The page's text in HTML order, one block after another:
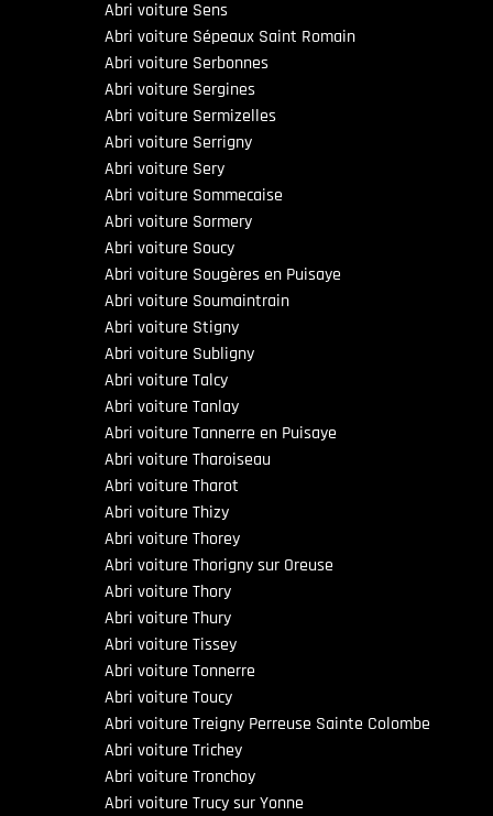
Abri voiture Sens
Abri voiture Sépeaux Saint Romain
Abri voiture Serbonnes
Abri voiture Sergines
Abri voiture Sermizelles
Abri voiture Serrigny
Abri voiture Sery
Abri voiture Sommecaise
Abri voiture Sormery
Abri voiture Soucy
Abri voiture Sougères en Puisaye
Abri voiture Soumaintrain
Abri voiture Stigny
Abri voiture Subligny
Abri voiture Talcy
Abri voiture Tanlay
Abri voiture Tannerre en Puisaye
Abri voiture Tharoiseau
Abri voiture Tharot
Abri voiture Thizy
Abri voiture Thorey
Abri voiture Thorigny sur Oreuse
Abri voiture Thory
Abri voiture Thury
Abri voiture Tissey
Abri voiture Tonnerre
Abri voiture Toucy
Abri voiture Treigny Perreuse Sainte Colombe
Abri voiture Trichey
Abri voiture Tronchoy
Abri voiture Trucy sur Yonne